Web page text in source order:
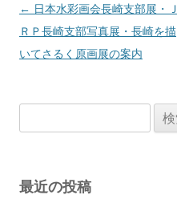
投
稿
ナ
ン
← 日本水彩画会長崎支部展・Ｊ
ＲＰ長崎支部写真展・長崎を描
いてさるく原画展の案内
索:
最近の投稿